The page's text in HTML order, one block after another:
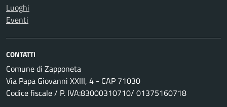
Luoghi
Eventi
CONTATTI
Comune di Zapponeta
Via Papa Giovanni XXIII, 4 - CAP 71030
Codice fiscale / P. IVA:83000310710/ 01375160718